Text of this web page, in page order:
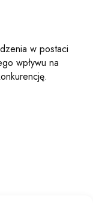
w postaci
wpływu na